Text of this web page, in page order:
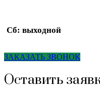
Сб: выходной
ЗАКАЗАТЬ ЗВОНОК
Оставить